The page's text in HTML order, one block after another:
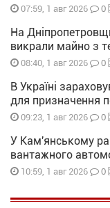
07:59, 1 авг 2026 0
На
викрали майно з
08:40, 1 авг 2026 0
В Україні
для призначення
09:23, 1 авг 2026 0
У Кам'янському
вантажного
10:59, 1 авг 2026 0